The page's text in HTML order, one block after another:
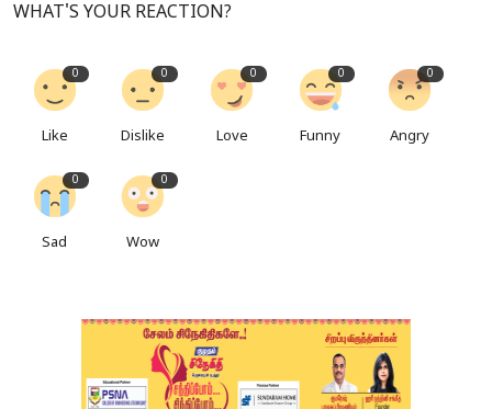
WHAT'S YOUR REACTION?
0
Like
0
Dislike
0
Love
0
Funny
0
Angry
0
Sad
0
Wow